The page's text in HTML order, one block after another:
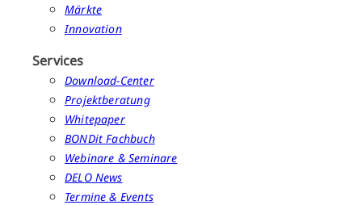
Märkte
Innovation
Services
Download-Center
Projektberatung
Whitepaper
BONDit Fachbuch
Webinare & Seminare
DELO News
Termine & Events